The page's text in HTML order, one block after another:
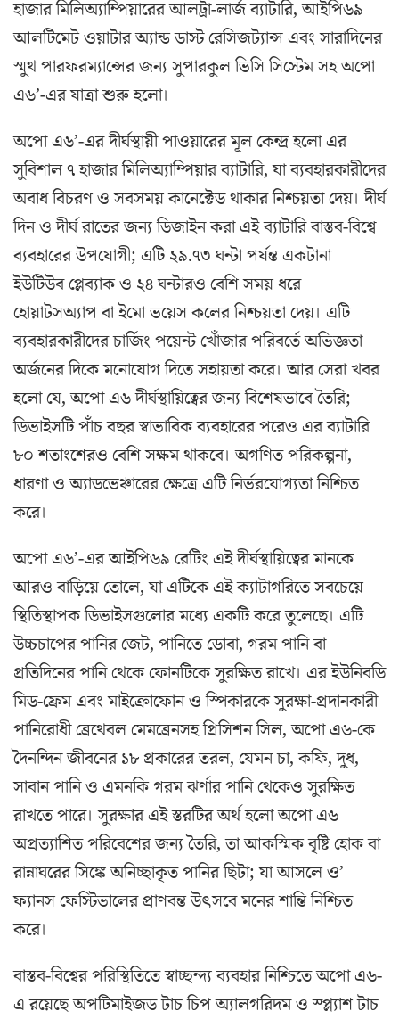
হাজার মিলিঅ্যাম্পিয়ারের আলট্রা-লার্জ ব্যাটারি, আইপি৬৯
আলটিমেট ওয়াটার অ্যান্ড ডাস্ট রেসিজট্যান্স এবং সারাদিনের
স্মুথ পারফরম্যান্সের জন্য সুপারকুল ভিসি সিস্টেম সহ অপো
এ৬’-এর যাত্রা শুরু হলো।
অপো এ৬’-এর দীর্ঘস্থায়ী পাওয়ারের মূল কেন্দ্র হলো এর
সুবিশাল ৭ হাজার মিলিঅ্যাম্পিয়ার ব্যাটারি, যা ব্যবহারকারীদের
অবাধ বিচরণ ও সবসময় কানেক্টেড থাকার নিশ্চয়তা দেয়। দীর্ঘ
দিন ও দীর্ঘ রাতের জন্য ডিজাইন করা এই ব্যাটারি বাস্তব-বিশ্বে
ব্যবহারের উপযোগী; এটি ২৯.৭৩ ঘন্টা পর্যন্ত একটানা
ইউটিউব প্লেব্যাক ও ২৪ ঘন্টারও বেশি সময় ধরে
হোয়াটসঅ্যাপ বা ইমো ভয়েস কলের নিশ্চয়তা দেয়। এটি
ব্যবহারকারীদের চার্জিং পয়েন্ট খোঁজার পরিবর্তে অভিজ্ঞতা
অর্জনের দিকে মনোযোগ দিতে সহায়তা করে। আর সেরা খবর
হলো যে, অপো এ৬ দীর্ঘস্থায়িত্বের জন্য বিশেষভাবে তৈরি;
ডিভাইসটি পাঁচ বছর স্বাভাবিক ব্যবহারের পরেও এর ব্যাটারি
৮০ শতাংশেরও বেশি সক্ষম থাকবে। অগণিত পরিকল্পনা,
ধারণা ও অ্যাডভেঞ্চারের ক্ষেত্রে এটি নির্ভরযোগ্যতা নিশ্চিত
করে।
অপো এ৬’-এর আইপি৬৯ রেটিং এই দীর্ঘস্থায়িত্বের মানকে
আরও বাড়িয়ে তোলে, যা এটিকে এই ক্যাটাগরিতে সবচেয়ে
স্থিতিস্থাপক ডিভাইসগুলোর মধ্যে একটি করে তুলেছে। এটি
উচ্চচাপের পানির জেট, পানিতে ডোবা, গরম পানি বা
প্রতিদিনের পানি থেকে ফোনটিকে সুরক্ষিত রাখে। এর ইউনিবডি
মিড-ফ্রেম এবং মাইক্রোফোন ও স্পিকারকে সুরক্ষা-প্রদানকারী
পানিরোধী ব্রেথেবল মেমব্রেনসহ প্রিসিশন সিল, অপো এ৬-কে
দৈনন্দিন জীবনের ১৮ প্রকারের তরল, যেমন চা, কফি, দুধ,
সাবান পানি ও এমনকি গরম ঝর্ণার পানি থেকেও সুরক্ষিত
রাখতে পারে। সুরক্ষার এই স্তরটির অর্থ হলো অপো এ৬
অপ্রত্যাশিত পরিবেশের জন্য তৈরি, তা আকস্মিক বৃষ্টি হোক বা
রান্নাঘরের সিঙ্কে অনিচ্ছাকৃত পানির ছিটা; যা আসলে ও’
ফ্যানস ফেস্টিভালের প্রাণবন্ত উৎসবে মনের শান্তি নিশ্চিত
করে।
বাস্তব-বিশ্বের পরিস্থিতিতে স্বাচ্ছন্দ্য ব্যবহার নিশ্চিতে অপো এ৬-
এ রয়েছে অপটিমাইজড টাচ চিপ অ্যালগরিদম ও স্প্ল্যাশ টাচ